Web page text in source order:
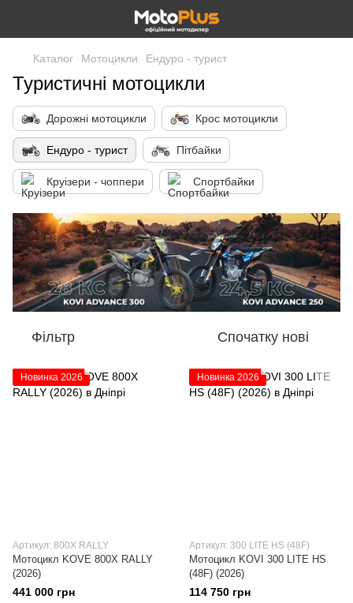
Каталог Мотоцикли Ендуро - турист
Туристичні мотоцикли
Дорожні мотоцикли Крос мотоцикли
Ендуро - турист Пітбайки
Круізери - чоппери Спортбайки
Фільтр Спочатку нові
Новинка 2026
Артикул: 800X RALLY
Мотоцикл KOVE 800X RALLY
(2026)
441 000 грн
Новинка 2026
Артикул: 300 LITE HS (48F)
Мотоцикл KOVI 300 LITE HS
(48F) (2026)
114 750 грн